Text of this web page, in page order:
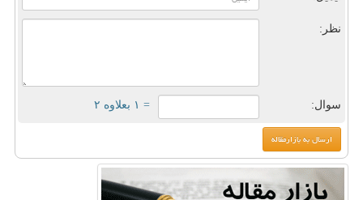
نظر:
سوال: = ۱ بعلاوه ۲